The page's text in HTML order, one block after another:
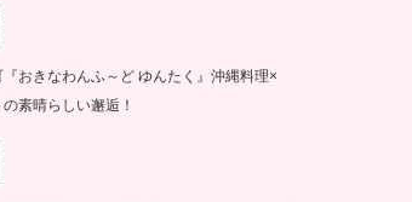
おきなわんふ～ど ゆんたく』沖縄料理×
素晴らしい邂逅！